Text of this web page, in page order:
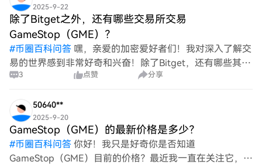
2025-9-22
除了Bitget之外，还有哪些交易所交易
GameStop（GME）？
#币圈百科问答 嘿，亲爱的加密爱好者们！我对深入了解交
易的世界感到非常好奇和兴奋！除了Bitget，还有哪些其他
交易所可以让我交易GameStop（GME）？我很想听听你们
3 点赞 分享
50640**
2025-9-20
GameStop（GME）的最新价格是多少？
#币圈百科问答 你好！我只是好奇你是否知道
GameStop（GME）目前的价格？最近我一直在关注它，特